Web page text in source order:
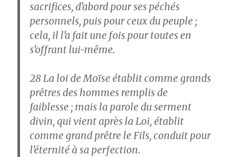
sacrifices, d’abord pour ses péchés
personnels, puis pour ceux du peuple ;
cela, il l’a fait une fois pour toutes en
s’offrant lui-même.
28La loi de Moïse établit comme grands
prêtres des hommes remplis de
faiblesse ; mais la parole du serment
divin, qui vient après la Loi, établit
comme grand prêtre le Fils, conduit pour
l’éternité à sa perfection.